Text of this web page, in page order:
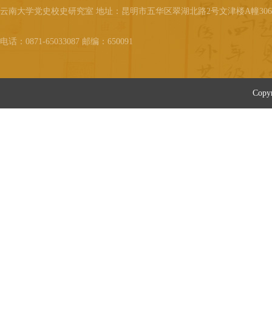
同班同学来到长沙，他们听说清
云南大学党史校史研究室 地址：昆明市五华区翠湖北路2号文津楼A幢
电话：0871-65033087 邮编：650091